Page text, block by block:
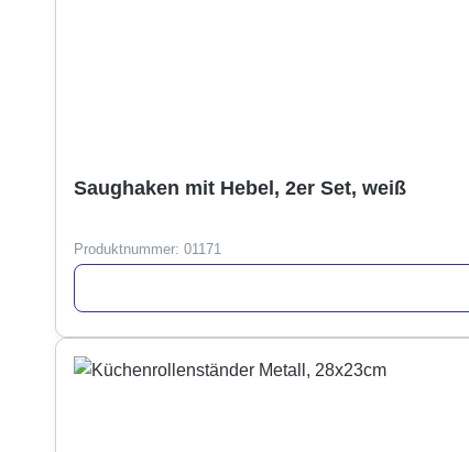
Saughaken mit Hebel, 2er Set, weiß
Produktnummer: 01171